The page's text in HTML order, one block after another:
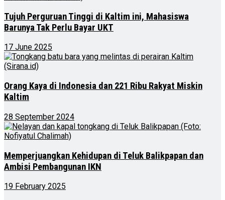
Tujuh Perguruan Tinggi di Kaltim ini, Mahasiswa
Barunya Tak Perlu Bayar UKT
17 June 2025
Orang Kaya di Indonesia dan 221 Ribu Rakyat Miskin
Kaltim
28 September 2024
Memperjuangkan Kehidupan di Teluk Balikpapan dan
Ambisi Pembangunan IKN
19 February 2025